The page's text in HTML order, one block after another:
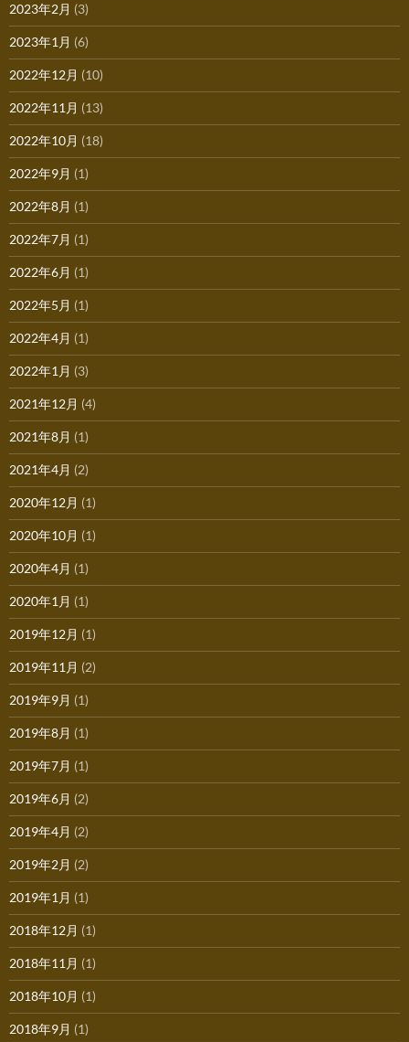
2023年2月 (3)
2023年1月 (6)
2022年12月 (10)
2022年11月 (13)
2022年10月 (18)
2022年9月 (1)
2022年8月 (1)
2022年7月 (1)
2022年6月 (1)
2022年5月 (1)
2022年4月 (1)
2022年1月 (3)
2021年12月 (4)
2021年8月 (1)
2021年4月 (2)
2020年12月 (1)
2020年10月 (1)
2020年4月 (1)
2020年1月 (1)
2019年12月 (1)
2019年11月 (2)
2019年9月 (1)
2019年8月 (1)
2019年7月 (1)
2019年6月 (2)
2019年4月 (2)
2019年2月 (2)
2019年1月 (1)
2018年12月 (1)
2018年11月 (1)
2018年10月 (1)
2018年9月 (1)